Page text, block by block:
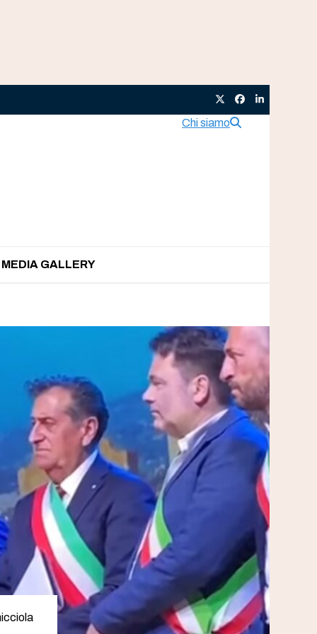
TwitterFacebook
LinkedIn
Chi siamo
MEDIA GALLERY